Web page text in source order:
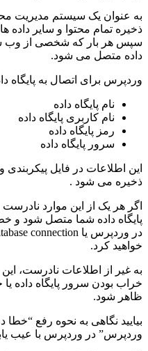
به عنوان یک سیستم مدیریت
ذخیره تمام محتوا و سایر
سپس هر بار که شخصی از وب
داده متصل می شود.
وردپرس برای اتصال به پایگاه
نام پایگاه داده
نام کاربری پایگاه داده
رمز پایگاه داده
سرور پایگاه داده
ذخیره می شود .
اگر هر یک از این موارد
پایگاه داده شما متصل شود و
خواهید کرد.
به غیر از اطلاعات نادرست،
خراب بودن سرور پایگاه داده یا
ظاهر شود.
بیایید نگاهی به نحوه رفع “خطا
وردپرس” در وردپرس با عیب